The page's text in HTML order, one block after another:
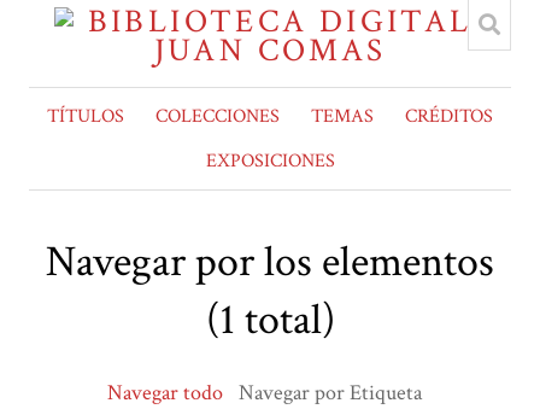
TÍTULOS COLECCIONES TEMAS
CRÉDITOS
EXPOSICIONES
Navegar por los elementos
(1 total)
Navegar todo Navegar por Etiqueta